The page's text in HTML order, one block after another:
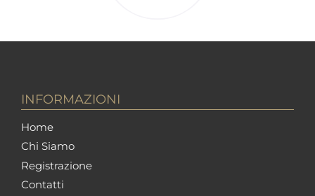
INFORMAZIONI
Home
Chi Siamo
Registrazione
Contatti